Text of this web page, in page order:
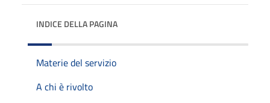
INDICE DELLA PAGINA
Materie del servizio
A chi è rivolto